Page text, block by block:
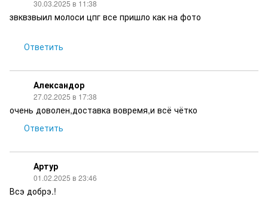
30.03.2025 в 11:38
звквзвыил молоси цпг все пришло как на фото
Ответить
Александор
27.02.2025 в 17:38
очень доволен,доставка вовремя,и всё чётко
Ответить
Артур
01.02.2025 в 23:46
Всэ добрэ.!